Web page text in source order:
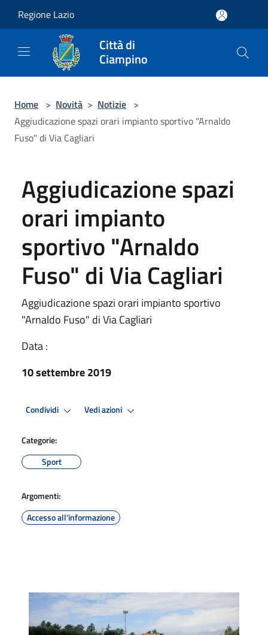
Regione Lazio
Città di
Ciampino
Home > Novità > Notizie >
Aggiudicazione spazi orari impianto sportivo "Arnaldo
Fuso" di Via Cagliari
Aggiudicazione spazi
orari impianto
sportivo "Arnaldo
Fuso" di Via Cagliari
Aggiudicazione spazi orari impianto sportivo
"Arnaldo Fuso" di Via Cagliari
Data :
10 settembre 2019
Condividi Vedi azioni
Categorie:
Sport
Argomenti:
Accesso all'informazione